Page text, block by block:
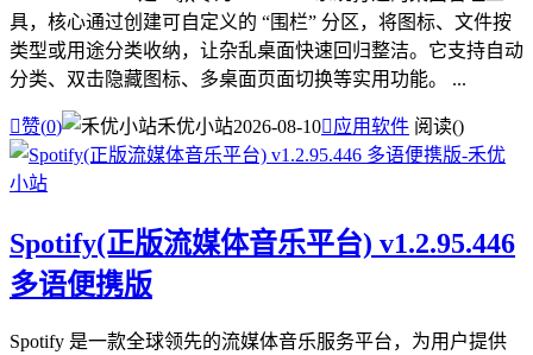
具，核心通过创建可自定义的 “围栏” 分区，将图标、文件按
类型或用途分类收纳，让杂乱桌面快速回归整洁。它支持自动
分类、双击隐藏图标、多桌面页面切换等实用功能。 ...
赞(0) 禾优小站2026-08-10应用软件 阅读()
Spotify(正版流媒体音乐平台) v1.2.95.446
多语便携版
Spotify 是一款全球领先的流媒体音乐服务平台，为用户提供